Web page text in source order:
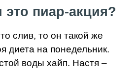
пиар-акция?
слив, то он такой же
диета на понедельник.
воды хайп. Настя –